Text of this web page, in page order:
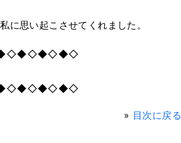
に思い起こさせてくれました。
» 目次に戻る